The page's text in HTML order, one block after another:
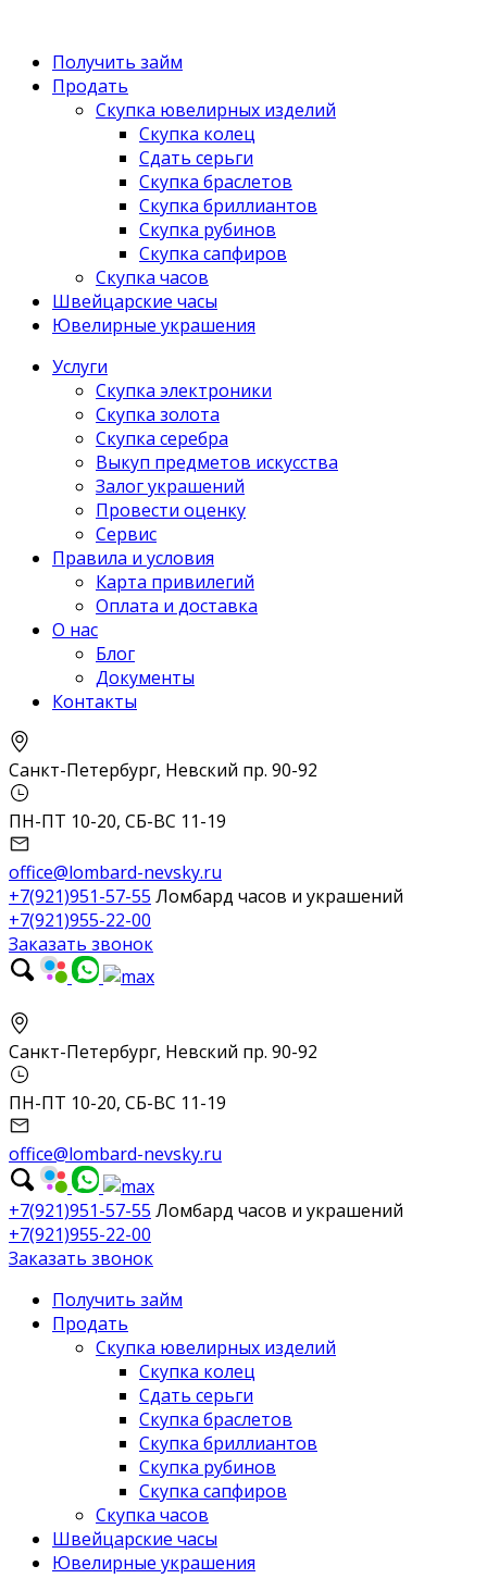
Получить займ
Продать
Скупка ювелирных изделий
Скупка колец
Сдать серьги
Скупка браслетов
Скупка бриллиантов
Скупка рубинов
Скупка сапфиров
Скупка часов
Швейцарские часы
Ювелирные украшения
Услуги
Скупка электроники
Скупка золота
Скупка серебра
Выкуп предметов искусства
Залог украшений
Провести оценку
Сервис
Правила и условия
Карта привилегий
Оплата и доставка
О нас
Блог
Документы
Контакты
Санкт-Петербург, Невский пр. 90-92
ПН-ПТ 10-20, СБ-ВС 11-19
office@lombard-nevsky.ru
+7(921)951-57-55 Ломбард часов и украшений
+7(921)955-22-00
Заказать звонок
Санкт-Петербург, Невский пр. 90-92
ПН-ПТ 10-20, СБ-ВС 11-19
office@lombard-nevsky.ru
+7(921)951-57-55 Ломбард часов и украшений
+7(921)955-22-00
Заказать звонок
Получить займ
Продать
Скупка ювелирных изделий
Скупка колец
Сдать серьги
Скупка браслетов
Скупка бриллиантов
Скупка рубинов
Скупка сапфиров
Скупка часов
Швейцарские часы
Ювелирные украшения